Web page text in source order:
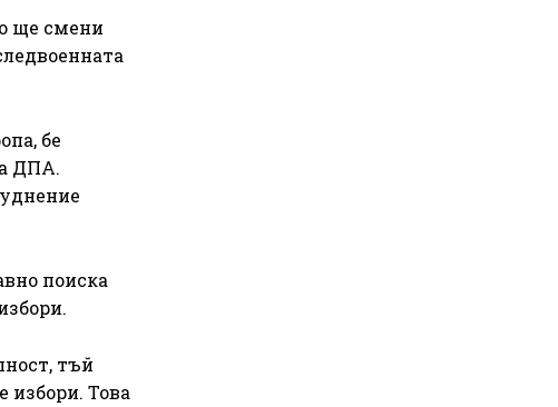
ще смени
бе
ДПА.
поиска
тъй
избори. Това